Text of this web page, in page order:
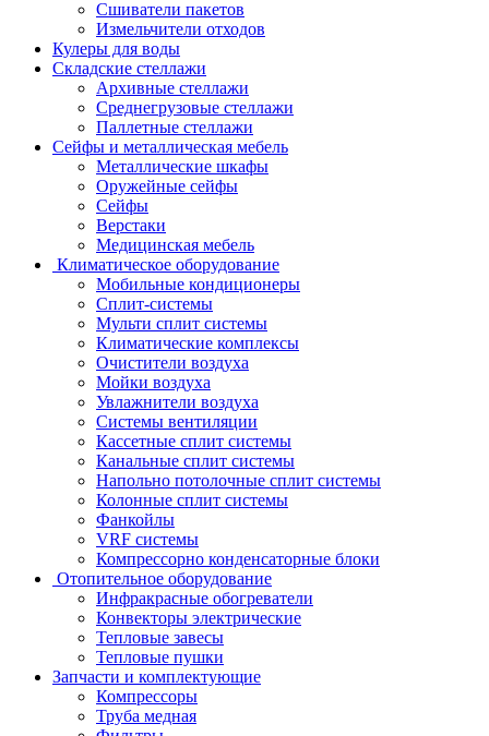
Сшиватели пакетов
Измельчители отходов
Кулеры для воды
Складские стеллажи
Архивные стеллажи
Среднегрузовые стеллажи
Паллетные стеллажи
Сейфы и металлическая мебель
Металлические шкафы
Оружейные сейфы
Сейфы
Верстаки
Медицинская мебель
Климатическое оборудование
Мобильные кондиционеры
Сплит-системы
Мульти сплит системы
Климатические комплексы
Очистители воздуха
Мойки воздуха
Увлажнители воздуха
Системы вентиляции
Кассетные сплит системы
Канальные сплит системы
Напольно потолочные сплит системы
Колонные сплит системы
Фанкойлы
VRF системы
Компрессорно конденсаторные блоки
Отопительное оборудование
Инфракрасные обогреватели
Конвекторы электрические
Тепловые завесы
Тепловые пушки
Запчасти и комплектующие
Компрессоры
Труба медная